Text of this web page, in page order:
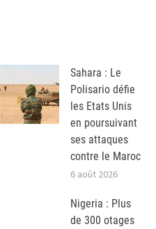
Sahara : Le
Polisario défie
les Etats Unis
en poursuivant
ses attaques
contre le Maroc
6 août 2026
Nigeria : Plus
de 300 otages